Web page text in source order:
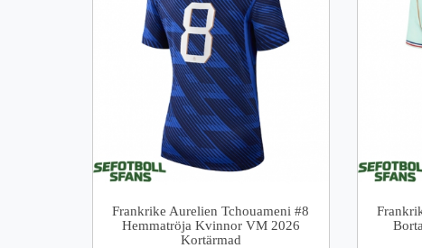
Frankrike Aurelien Tchouameni #8
Hemmatröja Kvinnor VM 2026
Kortärmad